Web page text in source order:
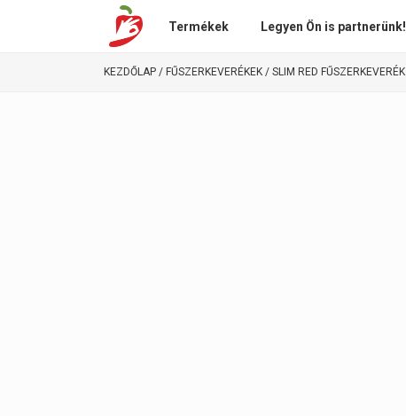
Termékek Legyen Ön is partnerünk!
KEZDŐLAP / FŰSZERKEVERÉKEK / SLIM RED FŰSZERKEVERÉK